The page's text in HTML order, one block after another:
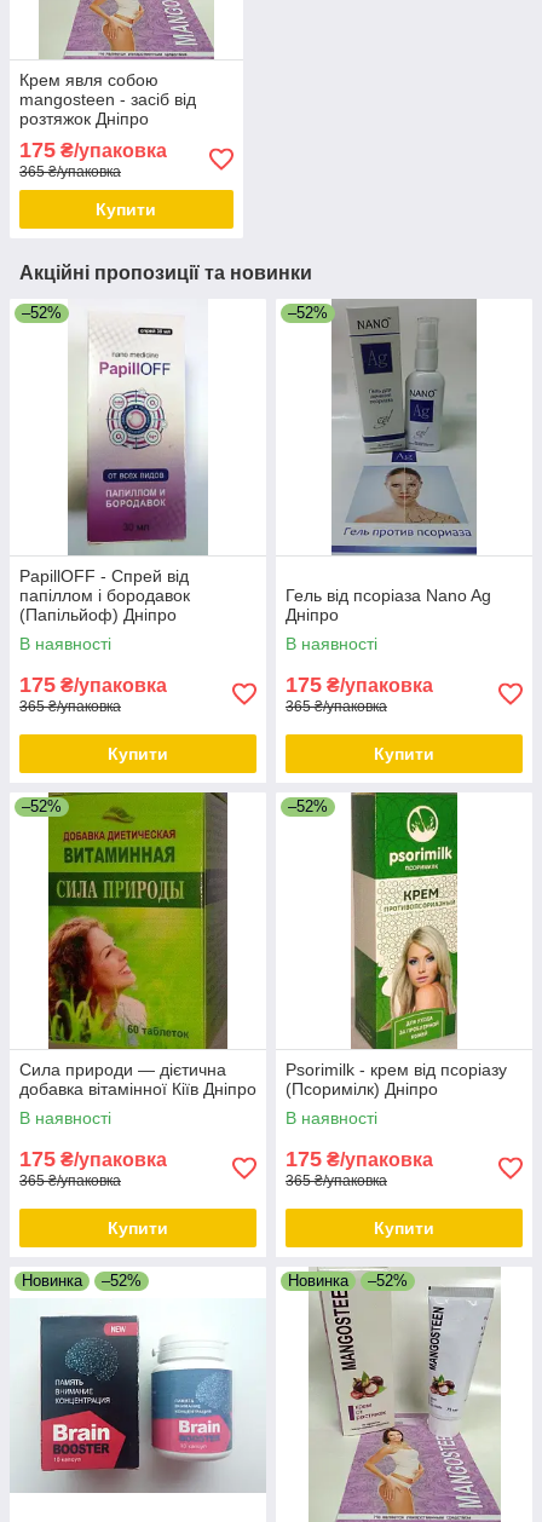
Крем явля собою
mangosteen - засіб від
розтяжок Дніпро
175 ₴/упаковка
365 ₴/упаковка
Купити
Акційні пропозиції та новинки
–52%
PapillOFF - Спрей від
папіллом і бородавок
(Папільйоф) Дніпро
В наявності
175 ₴/упаковка
365 ₴/упаковка
Купити
–52%
Гель від псоріаза Nano Ag
Дніпро
В наявності
175 ₴/упаковка
365 ₴/упаковка
Купити
–52%
Сила природи — дієтична
добавка вітамінної Кіїв Дніпро
В наявності
175 ₴/упаковка
365 ₴/упаковка
Купити
–52%
Psorimilk - крем від псоріазу
(Псоримілк) Дніпро
В наявності
175 ₴/упаковка
365 ₴/упаковка
Купити
Новинка –52% Новинка –52%